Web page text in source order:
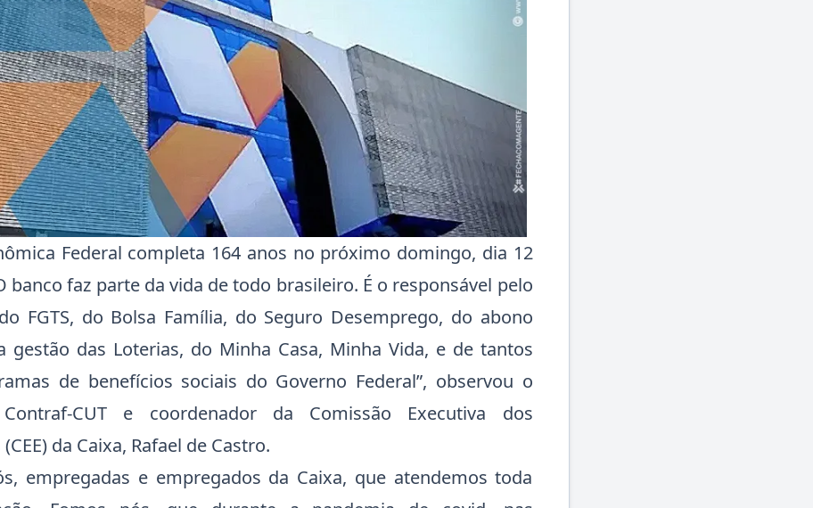
Federal completa 164 anos no próximo domingo, dia 12
banco faz parte da vida de todo brasileiro. É o responsável pelo
FGTS, do Bolsa Família, do Seguro Desemprego, do abono
gestão das Loterias, do Minha Casa, Minha Vida, e de tantos
de benefícios sociais do Governo Federal”, observou o
CUT e coordenador da Comissão Executiva dos
da Caixa, Rafael de Castro.
empregadas e empregados da Caixa, que atendemos toda